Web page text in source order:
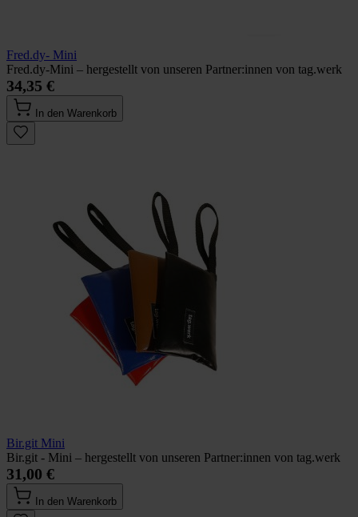
Fred.dy- Mini
Fred.dy-Mini – hergestellt von unseren Partner:innen von tag.werk
34,35 €
In den Warenkorb
Bir.git Mini
Bir.git - Mini – hergestellt von unseren Partner:innen von tag.werk
31,00 €
In den Warenkorb